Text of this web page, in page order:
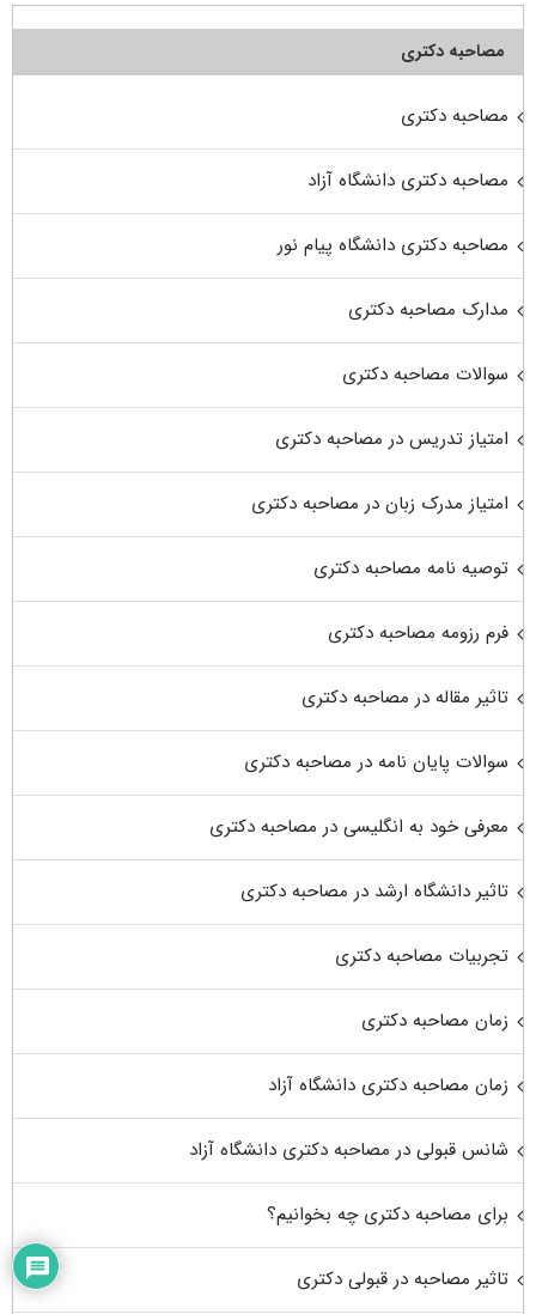
مصاحبه دکتری
مصاحبه دکتری
مصاحبه دکتری دانشگاه آزاد
مصاحبه دکتری دانشگاه پیام نور
مدارک مصاحبه دکتری
سوالات مصاحبه دکتری
امتیاز تدریس در مصاحبه دکتری
امتیاز مدرک زبان در مصاحبه دکتری
توصیه نامه مصاحبه دکتری
فرم رزومه مصاحبه دکتری
تاثیر مقاله در مصاحبه دکتری
سوالات پایان نامه در مصاحبه دکتری
معرفی خود به انگلیسی در مصاحبه دکتری
تاثیر دانشگاه ارشد در مصاحبه دکتری
تجربیات مصاحبه دکتری
زمان مصاحبه دکتری
زمان مصاحبه دکتری دانشگاه آزاد
شانس قبولی در مصاحبه دکتری دانشگاه آزاد
برای مصاحبه دکتری چه بخوانیم؟
تاثیر مصاحبه در قبولی دکتری